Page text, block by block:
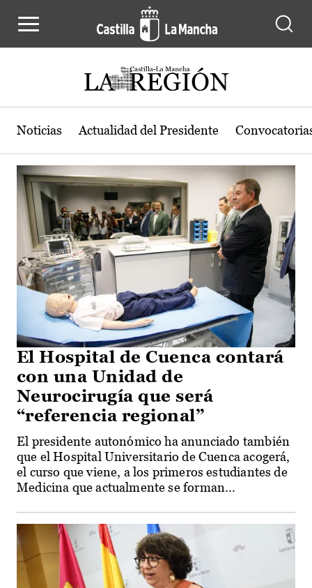
Actualidad de la región de Castilla-
Noticias Actualidad del Presidente
El Hospital de Cuenca contará
con una Unidad de
Neurocirugía que será
“referencia regional”
El presidente autonómico ha anunciado también
que el Hospital Universitario de Cuenca acogerá,
el curso que viene, a los primeros estudiantes de
Medicina que actualmente se forman...